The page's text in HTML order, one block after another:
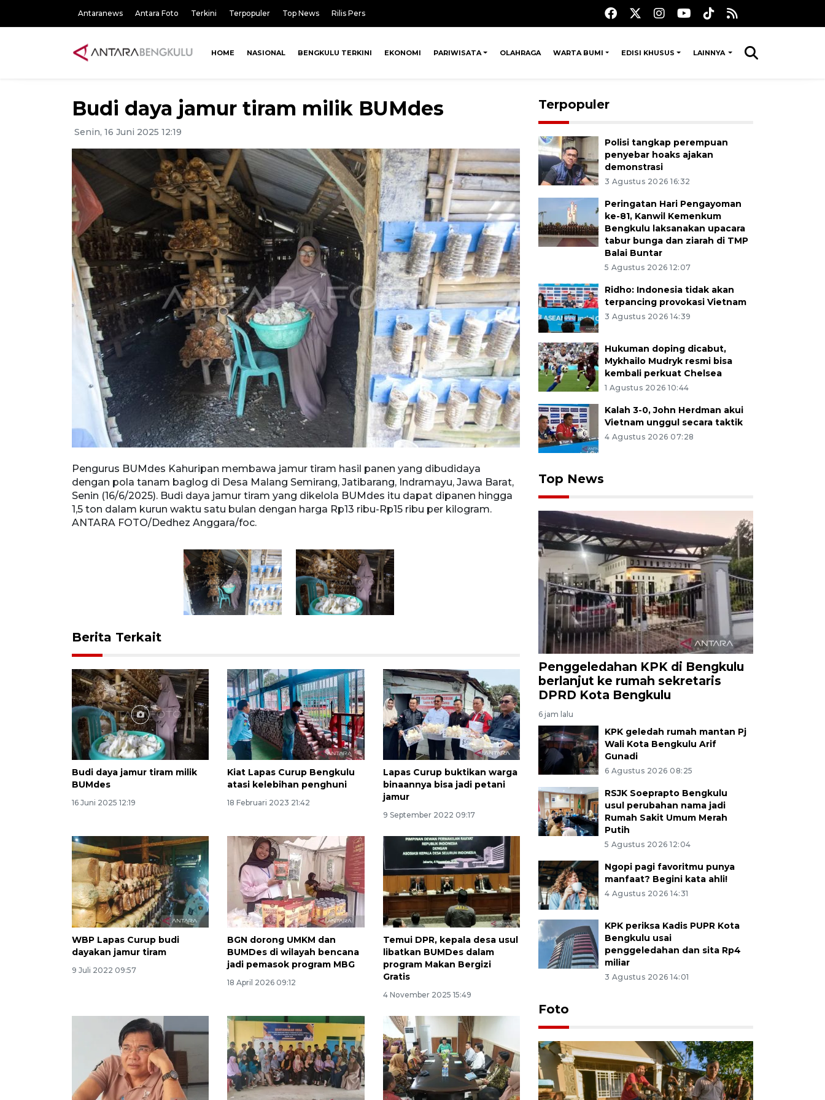
Antaranews Antara Foto Terkini Terpopuler Top News Rilis Pers
HOME NASIONAL BENGKULU TERKINI EKONOMI PARIWISATA OLAHRAGA WARTA BUMI EDISI KHUSUS LAINNYA
Budi daya jamur tiram milik BUMdes
Senin, 16 Juni 2025 12:19
Pengurus BUMdes Kahuripan membawa jamur tiram hasil panen yang dibudidaya
dengan pola tanam baglog di Desa Malang Semirang, Jatibarang, Indramayu, Jawa Barat,
Senin (16/6/2025). Budi daya jamur tiram yang dikelola BUMdes itu dapat dipanen hingga
1,5 ton dalam kurun waktu satu bulan dengan harga Rp13 ribu-Rp15 ribu per kilogram.
ANTARA FOTO/Dedhez Anggara/foc.
dengan pola tanam baglog di Desa Malang Semirang,
Senin (16/6/2025). Budi daya jamur tiram yang dikelola
1,5 ton dalam kurun waktu satu bulan dengan harga Rp13
ANTARA FOTO/Dedhez Anggara/foc.
Berita Terkait
Budi daya jamur tiram milik
BUMdes
16 Juni 2025 12:19
Kiat Lapas Curup Bengkulu
atasi kelebihan penghuni
18 Februari 2023 21:42
Lapas Curup buktikan warga
binaannya bisa jadi petani
jamur
9 September 2022 09:17
WBP Lapas Curup budi
dayakan jamur tiram
9 Juli 2022 09:57
BGN dorong UMKM dan
BUMDes di wilayah bencana
jadi pemasok program MBG
18 April 2026 09:12
Temui DPR, kepala desa usul
libatkan BUMDes dalam
program Makan Bergizi
Gratis
4 November 2025 15:49
Terpopuler
Polisi tangkap perempuan
penyebar hoaks ajakan
demonstrasi
3 Agustus 2026 16:32
Peringatan Hari Pengayoman
ke-81, Kanwil Kemenkum
Bengkulu laksanakan upacara
tabur bunga dan ziarah di TMP
Balai Buntar
5 Agustus 2026 12:07
Ridho: Indonesia tidak akan
terpancing provokasi Vietnam
3 Agustus 2026 14:39
Hukuman doping dicabut,
Mykhailo Mudryk resmi bisa
kembali perkuat Chelsea
1 Agustus 2026 10:44
Kalah 3-0, John Herdman akui
Vietnam unggul secara taktik
4 Agustus 2026 07:28
Top News
Penggeledahan KPK di Bengkulu
berlanjut ke rumah sekretaris
DPRD Kota Bengkulu
6 jam lalu
KPK geledah rumah mantan Pj
Wali Kota Bengkulu Arif
Gunadi
6 Agustus 2026 08:25
RSJK Soeprapto Bengkulu
usul perubahan nama jadi
Rumah Sakit Umum Merah
Putih
5 Agustus 2026 12:04
Ngopi pagi favoritmu punya
manfaat? Begini kata ahli!
4 Agustus 2026 14:31
KPK periksa Kadis PUPR Kota
Bengkulu usai
penggeledahan dan sita Rp4
miliar
3 Agustus 2026 14:01
Foto